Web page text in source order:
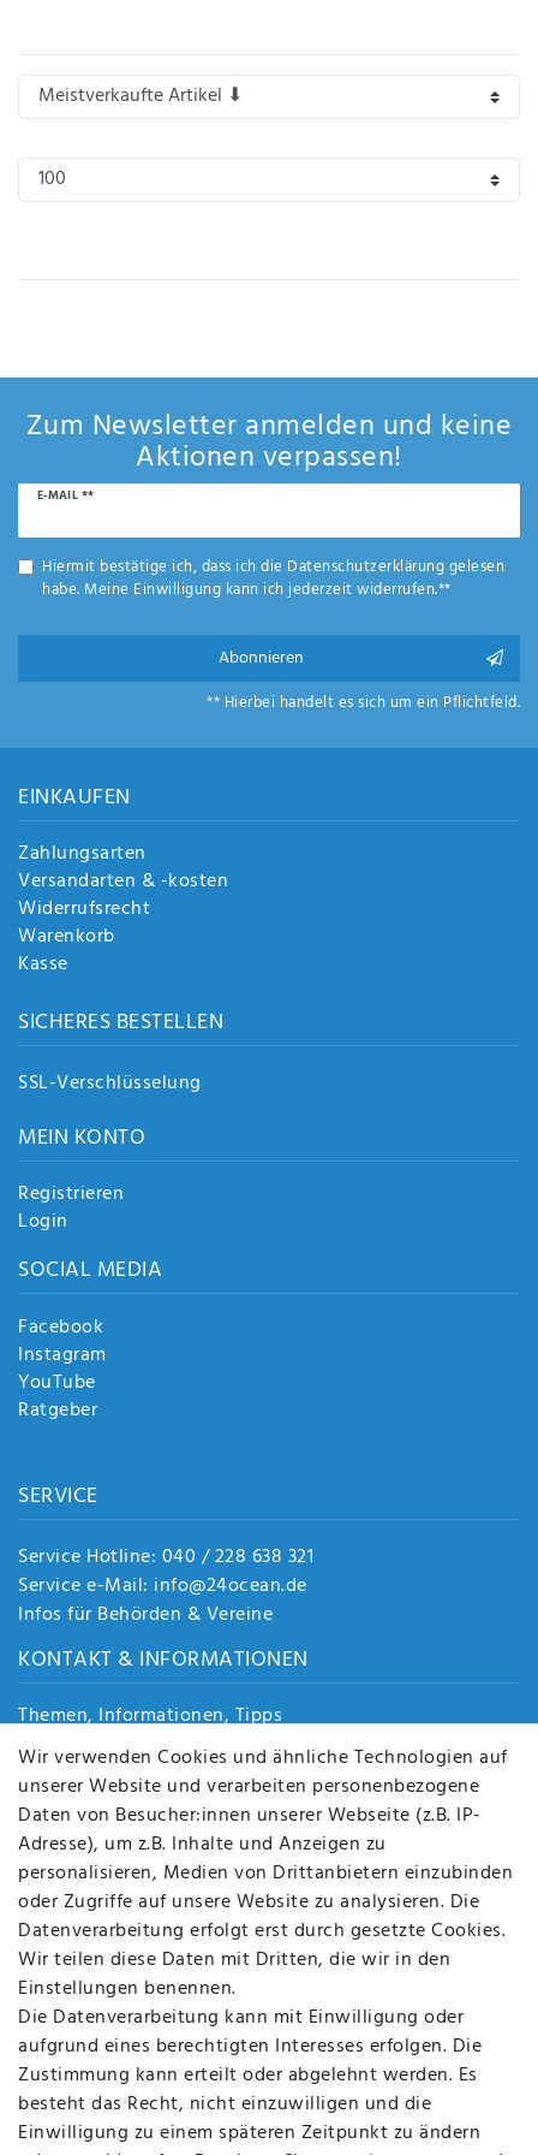
sen
de
Zum Newsletter anmelden und keine
Aktionen verpassen!
E-MAIL **
Newsletter
Hiermit bestätige ich, dass ich die Daten­schutz­erklärunggelesen
habe. Meine Einwilligung kann ich jederzeit widerrufen.**
Abonnieren
** Hierbei handelt es sich um ein Pflichtfeld.
EINKAUFEN
Zahlungsarten
Versandarten & -kosten
Widerrufsrecht
Warenkorb
Kasse
SICHERES BESTELLEN
SSL-Verschlüsselung
MEIN KONTO
Registrieren
Login
SOCIAL MEDIA
Facebook
Instagram
YouTube
Ratgeber
SERVICE
Service Hotline: 040 / 228 638 321
Service e-Mail: info@24ocean.de
Infos für Behörden & Vereine
KONTAKT & INFORMATIONEN
Themen, Informationen, Tipps
Jobs
Über uns
Kontakt
Datenschutz
AGB
FAQ
Batterieentsorgung
Altölverordnung
Impressum
BEQUEM UND SICHER BEZAHLEN MIT
Wir verwenden Cookies und ähnliche Technologien auf
unserer Website und verarbeiten personenbezogene
Daten von Besucher:innen unserer Webseite (z.B. IP-
Adresse), um z.B. Inhalte und Anzeigen zu
personalisieren, Medien von Drittanbietern einzubinden
oder Zugriffe auf unsere Website zu analysieren. Die
Datenverarbeitung erfolgt erst durch gesetzte Cookies.
Wir teilen diese Daten mit Dritten, die wir in den
Einstellungen benennen.
Die Datenverarbeitung kann mit Einwilligung oder
aufgrund eines berechtigten Interesses erfolgen. Die
Zustimmung kann erteilt oder abgelehnt werden. Es
besteht das Recht, nicht einzuwilligen und die
Einwilligung zu einem späteren Zeitpunkt zu ändern